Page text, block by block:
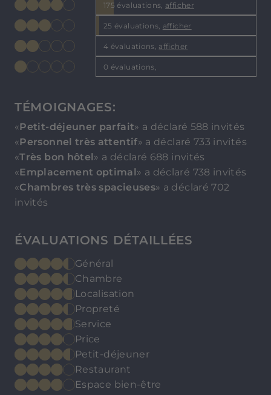
175 évaluations, afficher
25 évaluations, afficher
4 évaluations, afficher
0 évaluations,
TÉMOIGNAGES:
«Petit-déjeuner parfait» a déclaré 588 invités
«Personnel très attentif» a déclaré 733 invités
«Très bon hôtel» a déclaré 688 invités
«Emplacement optimal» a déclaré 738 invités
«Chambres très spacieuses» a déclaré 702
invités
ÉVALUATIONS DÉTAILLÉES
Général
Chambre
Localisation
Propreté
Service
Price
Petit-déjeuner
Restaurant
Espace bien-être